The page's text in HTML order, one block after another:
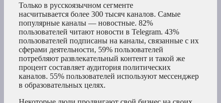
Только в русскоязычном сегменте
насчитывается более 300 тысяч каналов. Самые
популярные каналы — новостные. 82%
пользователей читают новости в Telegram. 43%
пользователей подписаны на каналы, связанные с их
сферами деятельности, 59% пользователей
потребляют развлекательный контент и такой же
процент составляет аудитория политических
каналов. 55% пользователей используют мессенджер
в образовательных целях.